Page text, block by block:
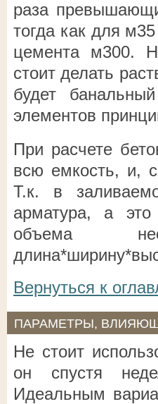
раза
тогда как для
цемента м300.
стоит делать
будет
элементов
При расчете
всю емкость, и,
Т.к. в
арматура, а
объема
Вернуться к
ПАРАМЕТРЫ,
Не стоит
он спустя
Идеальным